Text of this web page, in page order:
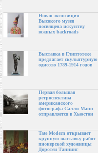
Новая экспозиция
Высокого музея
посвящена искусству
южных backroads
Выставка в Глиптотеке
предлагает скульптурную
одиссею 1789-1914 годов
Первая большая
ретроспектива
американского
фотографа Салли Манн
отправляется в Хьюстон
Tate Modern открывает
крупную выставку работ
пионерской художницы
Доротеи Таннинг